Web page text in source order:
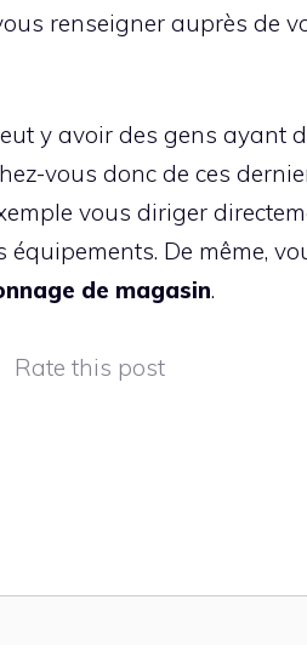
renseigner auprès de
y avoir des gens ayant
vous donc de ces
vous diriger
De même,
de magasin.
Rate this post